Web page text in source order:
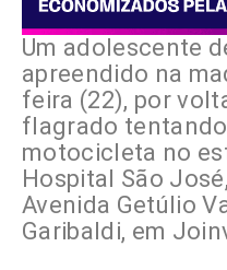
Um adolescente
apreendido na
feira (22), por
flagrado
motocicleta no
Hospital São
Avenida Getúlio
Garibaldi, em